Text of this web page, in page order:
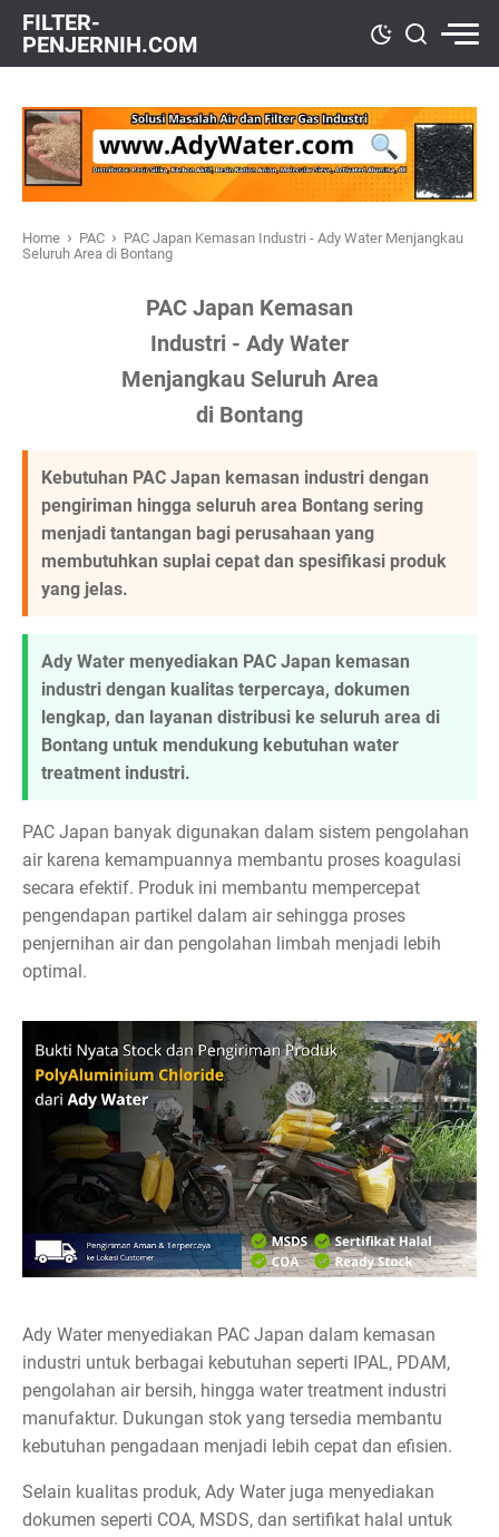
FILTER-
PENJERNIH.COM
Home › PAC › PAC Japan Kemasan Industri - Ady Water Menjangkau
Seluruh Area di Bontang
PAC Japan Kemasan
Industri - Ady Water
Menjangkau Seluruh Area
di Bontang
Kebutuhan PAC Japan kemasan industri dengan
pengiriman hingga seluruh area Bontang sering
menjadi tantangan bagi perusahaan yang
membutuhkan suplai cepat dan spesifikasi produk
yang jelas.
Ady Water menyediakan PAC Japan kemasan
industri dengan kualitas terpercaya, dokumen
lengkap, dan layanan distribusi ke seluruh area di
Bontang untuk mendukung kebutuhan water
treatment industri.
PAC Japan banyak digunakan dalam sistem pengolahan
air karena kemampuannya membantu proses koagulasi
secara efektif. Produk ini membantu mempercepat
pengendapan partikel dalam air sehingga proses
penjernihan air dan pengolahan limbah menjadi lebih
optimal.
Ady Water menyediakan PAC Japan dalam kemasan
industri untuk berbagai kebutuhan seperti IPAL, PDAM,
pengolahan air bersih, hingga water treatment industri
manufaktur. Dukungan stok yang tersedia membantu
kebutuhan pengadaan menjadi lebih cepat dan efisien.
Selain kualitas produk, Ady Water juga menyediakan
dokumen seperti COA, MSDS, dan sertifikat halal untuk